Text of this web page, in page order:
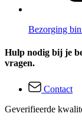
Bezorging
Hulp nodig bij je
vragen.
Contact
Geverifieerde